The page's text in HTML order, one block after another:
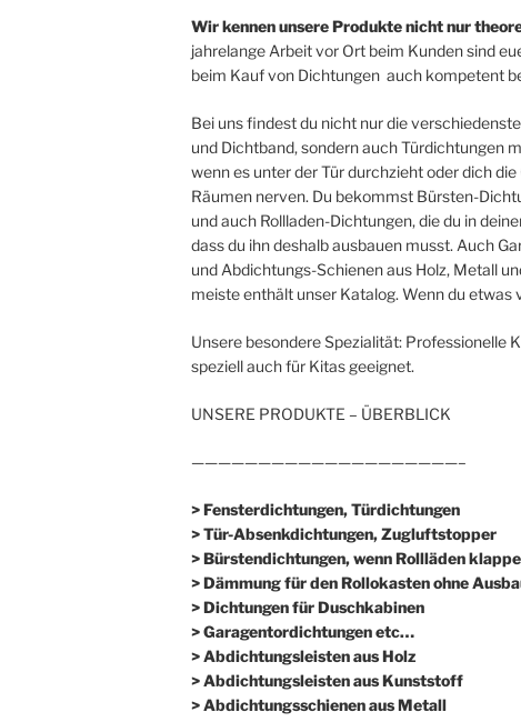
Wir kennen unsere Produkte nicht nur
jahrelange Arbeit vor Ort beim Kunden sind
beim Kauf von Dichtungen auch kompetent
Bei uns findest du nicht nur die
und Dichtband, sondern auch Türdichtungen
wenn es unter der Tür durchzieht oder dich
Räumen nerven. Du bekommst Bürsten-
und auch Rollladen-Dichtungen, die du in
dass du ihn deshalb ausbauen musst. Auch
und Abdichtungs-Schienen aus Holz, Metall
meiste enthält unser Katalog. Wenn du etwas
Unsere besondere Spezialität: Professionelle
speziell auch für Kitas geeignet.
UNSERE PRODUKTE – ÜBERBLICK
————————————————————–
> Fensterdichtungen, Türdichtungen
> Tür-Absenkdichtungen, Zugluftstopper
> Bürstendichtungen, wenn Rollläden
> Dämmung für den Rollokasten ohne
> Dichtungen für Duschkabinen
> Garagentordichtungen etc…
> Abdichtungsleisten aus Holz
> Abdichtungsleisten aus Kunststoff
> Abdichtungsschienen aus Metall